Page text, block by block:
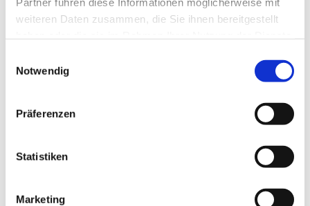
weiteren Daten zusammen, die Sie ihnen bereitgestellt
Notwendig
Präferenzen
Statistiken
Marketing